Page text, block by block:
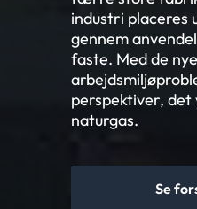
industri placeres
gennem
faste. Med de
perspektiver, det
naturgas.
Se